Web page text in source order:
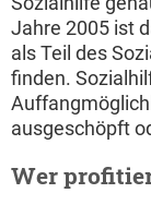
Jahre 2005 ist
als Teil des
finden.
ausgeschöpft
Wer